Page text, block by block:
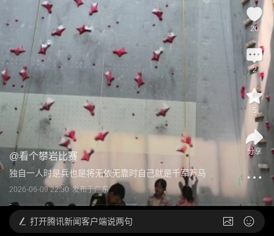
@看个攀岩比赛
独自一人时是兵也是将无依无靠时自己就是千军万马
2026-06-09 22:30 发布于广东
20
2
5
分享
打开腾讯新闻客户端说两句